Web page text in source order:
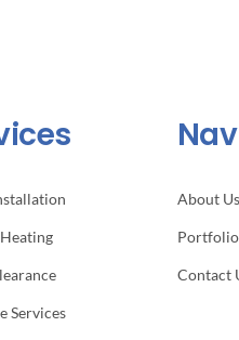
Services
About Us
Portfolio
Contact